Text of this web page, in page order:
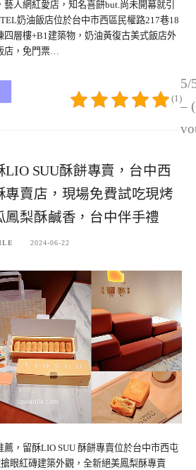
人網紅愛店，知名喜餅but.尚未開幕就引
奶油飯店位於台中市西區民權路217巷18
層樓+B1建築物，奶油黃復古美式飯店外
店，免門票…
5/
–
(1)
LIO SUU酥餅專賣，台中西
專賣店，現場免費試吃現烤
鳳梨酥鹹香，台中伴手禮
2024-06-22
，留酥LIO SUU 酥餅專賣位於台中市西屯
眼紅磚建築外觀，全新絕美鳳梨酥專賣